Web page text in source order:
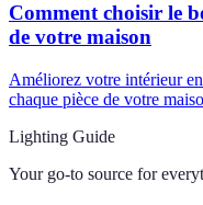
Comment choisir le
de votre maison
Améliorez votre intérieur
chaque pièce de votre
Lighting Guide
Your go-to source for